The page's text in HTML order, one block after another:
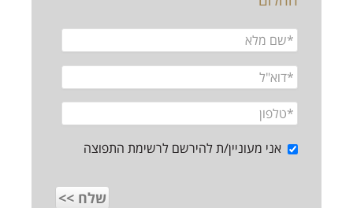
אני מעוניין/ת להירשם לרשימת התפוצה